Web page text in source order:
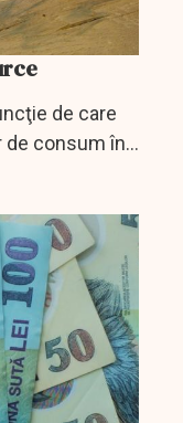
de care
consum în
pe